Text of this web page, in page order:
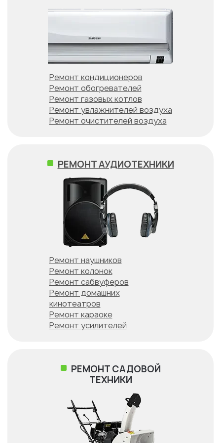
Ремонт кондиционеров
Ремонт обогревателей
Ремонт газовых котлов
Ремонт увлажнителей воздуха
Ремонт очистителей воздуха
РЕМОНТ АУДИОТЕХНИКИ
Ремонт наушников
Ремонт колонок
Ремонт сабвуферов
Ремонт домашних
кинотеатров
Ремонт караоке
Ремонт усилителей
РЕМОНТ САДОВОЙ
ТЕХНИКИ